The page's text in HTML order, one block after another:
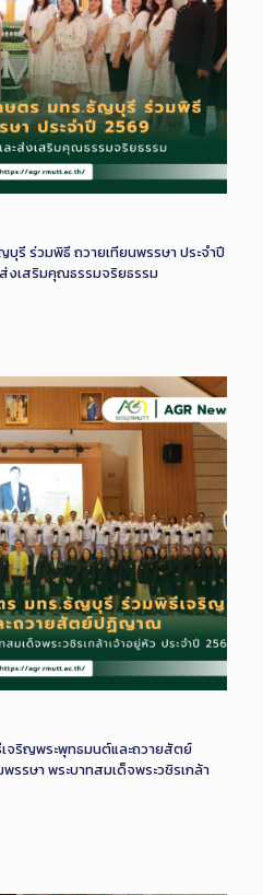
รี ร่วมพิธี ถวายเทียนพรรษา ประจำปี
งเสริมคุณธรรมจริยธรรม
จริญพระพุทธมนต์และถวายสัตย์
รษา พระบาทสมเด็จพระวชิรเกล้า